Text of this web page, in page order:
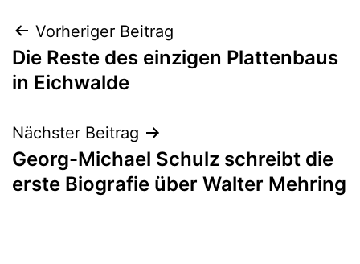
Beitragsnavigation
Vorheriger Beitrag
Die Reste des einzigen Plattenbaus
in Eichwalde
Nächster Beitrag
Georg-Michael Schulz schreibt die
erste Biografie über Walter Mehring